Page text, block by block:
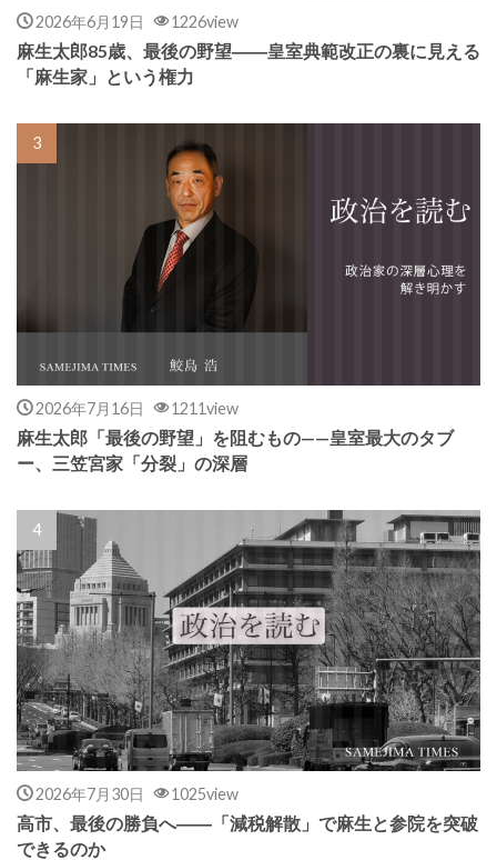
2026年6月19日 1226view
麻生太郎85歳、最後の野望――皇室典範改正の裏に見える
「麻生家」という権力
2026年7月16日 1211view
麻生太郎「最後の野望」を阻むもの——皇室最大のタブ
ー、三笠宮家「分裂」の深層
2026年7月30日 1025view
高市、最後の勝負へ――「減税解散」で麻生と参院を突破
できるのか